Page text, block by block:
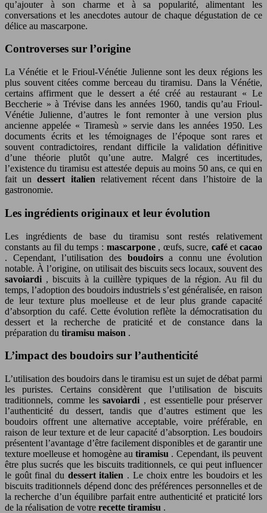
qu’ajouter à son charme et à sa popularité, alimentant les
conversations et les anecdotes autour de chaque dégustation de ce
délice au mascarpone.
Controverses sur l’origine
La Vénétie et le Frioul-Vénétie Julienne sont les deux régions les
plus souvent citées comme berceau du tiramisu. Dans la Vénétie,
certains affirment que le dessert a été créé au restaurant « Le
Beccherie » à Trévise dans les années 1960, tandis qu’au Frioul-
Vénétie Julienne, d’autres le font remonter à une version plus
ancienne appelée « Tiramesù » servie dans les années 1950. Les
documents écrits et les témoignages de l’époque sont rares et
souvent contradictoires, rendant difficile la validation définitive
d’une théorie plutôt qu’une autre. Malgré ces incertitudes,
l’existence du tiramisu est attestée depuis au moins 50 ans, ce qui en
fait undessert italien relativement récent dans l’histoire de la
gastronomie.
Les ingrédients originaux et leur évolution
Les ingrédients de base du tiramisu sont restés relativement
constants au fil du temps : mascarpone , œufs, sucre, caféetcacao
. Cependant, l’utilisation des boudoirsa connu une évolution
notable. À l’origine, on utilisait des biscuits secs locaux, souvent des
savoiardi , biscuits à la cuillère typiques de la région. Au fil du
temps, l’adoption des boudoirs industriels s’est généralisée, en raison
de leur texture plus moelleuse et de leur plus grande capacité
d’absorption du café. Cette évolution reflète la démocratisation du
dessert et la recherche de praticité et de constance dans la
préparation du tiramisu maison .
L’impact des boudoirs sur l’authenticité
L’utilisation des boudoirs dans le tiramisu est un sujet de débat parmi
les puristes. Certains considèrent que l’utilisation de biscuits
traditionnels, comme lessavoiardi , est essentielle pour préserver
l’authenticité du dessert, tandis que d’autres estiment que les
boudoirs offrent une alternative acceptable, voire préférable, en
raison de leur texture et de leur capacité d’absorption. Les boudoirs
présentent l’avantage d’être facilement disponibles et de garantir une
texture moelleuse et homogène autiramisu . Cependant, ils peuvent
être plus sucrés que les biscuits traditionnels, ce qui peut influencer
le goût final du dessert italien . Le choix entre les boudoirs et les
biscuits traditionnels dépend donc des préférences personnelles et de
la recherche d’un équilibre parfait entre authenticité et praticité lors
de la réalisation de votre recette tiramisu .